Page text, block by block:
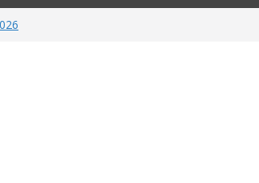
4 et plus) 2026-2027